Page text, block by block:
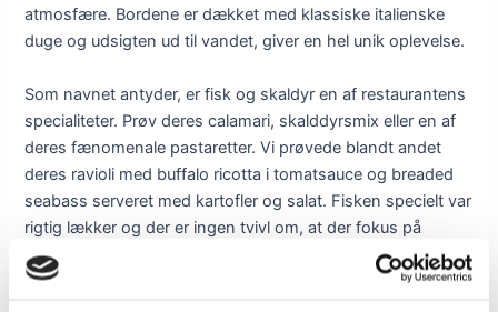
atmosfære. Bordene er dækket med klassiske italienske
duge og udsigten ud til vandet, giver en hel unik oplevelse.
Som navnet antyder, er fisk og skaldyr en af restaurantens
specialiteter. Prøv deres calamari, skalddyrsmix eller en af
deres fænomenale pastaretter. Vi prøvede blandt andet
deres ravioli med buffalo ricotta i tomatsauce og breaded
seabass serveret med kartofler og salat. Fisken specielt var
rigtig lækker og der er ingen tvivl om, at der fokus på
kvalitet frem for kvantitet.